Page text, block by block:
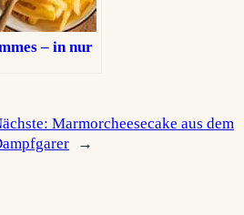
– in nur
Marmorcheesecake aus dem
→